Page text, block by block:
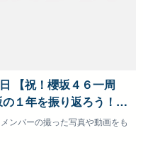
【祝！櫻坂４６一周
１年を振り返ろう！
ンバーの撮った写真や動画をも